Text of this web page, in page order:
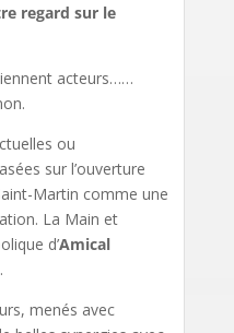
regard sur le
acteurs……
ou
sur l’ouverture
Martin comme une
La Main et
d’Amical
menés avec